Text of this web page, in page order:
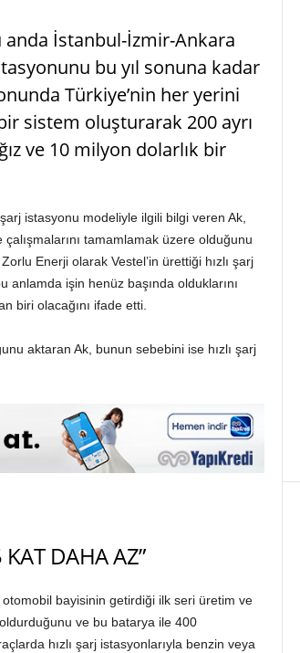
anda İstanbul-İzmir-Ankara
bu yıl sonuna kadar
Türkiye’nin her yerini
sistem oluşturarak 200 ayrı
ve 10 milyon dolarlık bir
istasyonu modeliyle ilgili bilgi veren Ak,
tamamlamak üzere olduğunu
Enerji olarak Vestel’in ürettiği hızlı şarj
anlamda işin henüz başında olduklarını
biri olacağını ifade etti.
aktaran Ak, bunun sebebini ise hızlı şarj
KAT DAHA AZ”
otomobil bayisinin getirdiği ilk seri üretim ve
ve bu batarya ile 400
hızlı şarj istasyonlarıyla benzin veya